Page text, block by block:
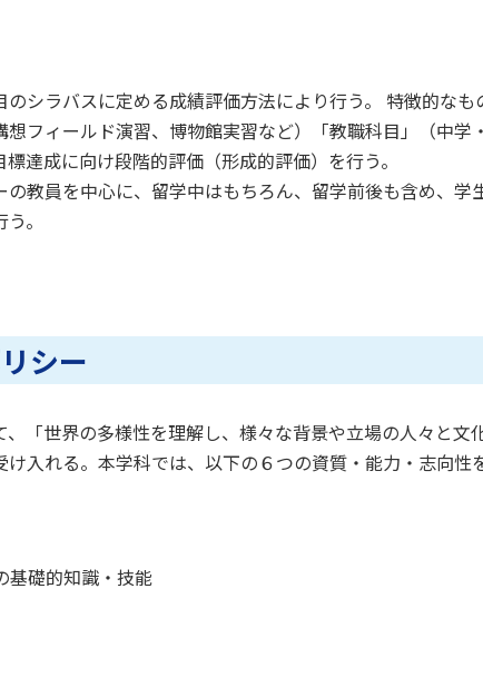
シラバスに定める成績評価方法により行う。 特徴的なも
想フィールド演習、博物館実習など）「教職科目」（中
達成に向け段階的評価（形成的評価）を行う。
教員を中心に、留学中はもちろん、留学前後も含め、
。
シー
「世界の多様性を理解し、様々な背景や立場の人々と
入れる。本学科では、以下の６つの資質・能力・志向性
基礎的知識・技能